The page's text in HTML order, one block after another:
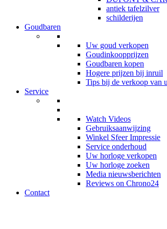
antiek tafelzilver
schilderijen
Goudbaren
Uw goud verkopen
Goudinkoopprijzen
Goudbaren kopen
Hogere prijzen bij inruil
Tips bij de verkoop van
Service
Watch Videos
Gebruiksaanwijzing
Winkel Sfeer Impressie
Service onderhoud
Uw horloge verkopen
Uw horloge zoeken
Media nieuwsberichten
Reviews on Chrono24
Contact